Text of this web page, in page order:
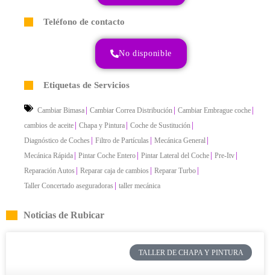
Teléfono de contacto
No disponible
Etiquetas de Servicios
Cambiar Bimasa Cambiar Correa Distribución Cambiar Embrague coche
cambios de aceite Chapa y Pintura Coche de Sustitución
Diagnóstico de Coches Filtro de Partículas Mecánica General
Mecánica Rápida Pintar Coche Entero Pintar Lateral del Coche Pre-Itv
Reparación Autos Reparar caja de cambios Reparar Turbo
Taller Concertado aseguradoras taller mecánica
Noticias de Rubicar
TALLER DE CHAPA Y PINTURA